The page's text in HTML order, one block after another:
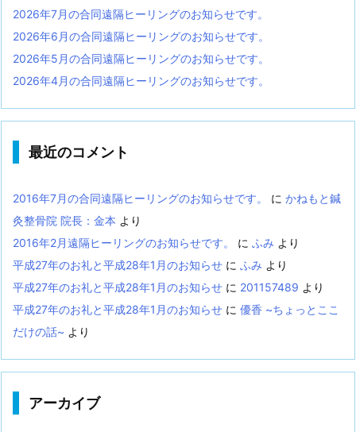
2026年7月の合同遠隔ヒーリングのお知らせです。
2026年6月の合同遠隔ヒーリングのお知らせです。
2026年5月の合同遠隔ヒーリングのお知らせです。
2026年4月の合同遠隔ヒーリングのお知らせです。
最近のコメント
2016年7月の合同遠隔ヒーリングのお知らせです。 に かねもと鍼
灸整骨院 院長：金本 より
2016年2月遠隔ヒーリングのお知らせです。
に ふみ より
平成27年のお礼と平成28年1月のお知らせ に ふみ より
平成27年のお礼と平成28年1月のお知らせ に 201157489 より
平成27年のお礼と平成28年1月のお知らせ に 優香 ~ちょっとここ
だけの話~ より
アーカイブ